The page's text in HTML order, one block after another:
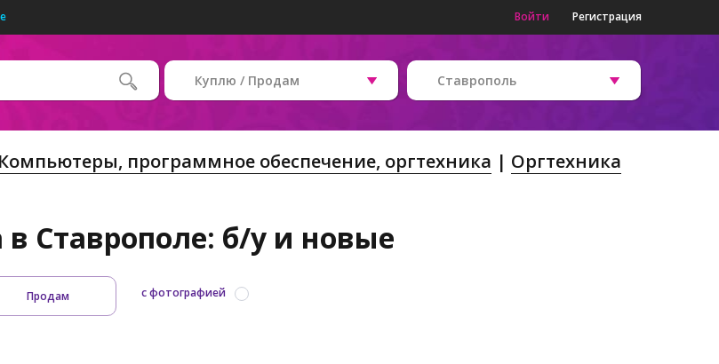
Войти Регистрация
Куплю / Продам Ставрополь
Компьютеры, программное обеспечение, оргтехника Оргтехника
в Ставрополе: б/у и новые
Продам с фотографией